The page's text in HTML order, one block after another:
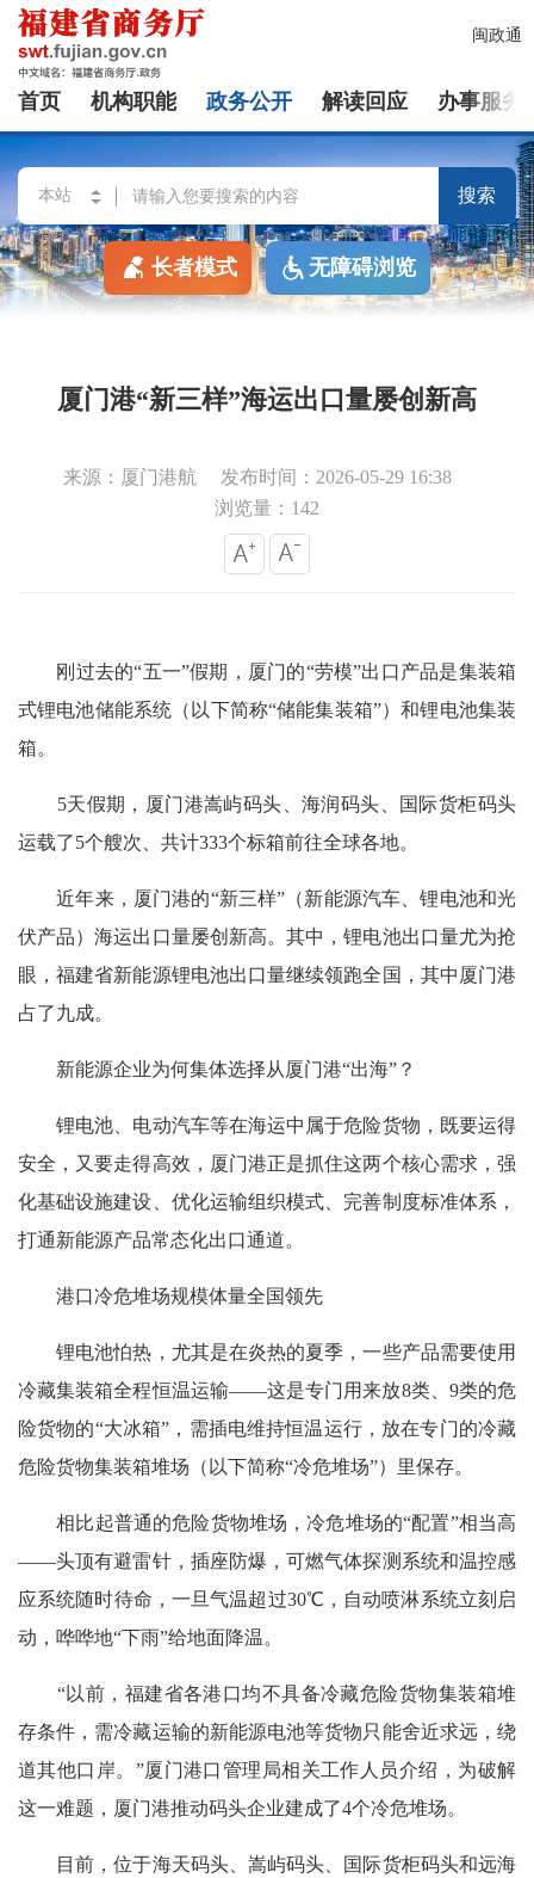
闽政通
首页 机构职能 政务公开 解读回应 办事服务
搜索
长者模式 无障碍浏览
厦门港“新三样”海运出口量屡创新高
来源：厦门港航
发布时间：2026-05-29 16:38
浏览量：142
刚过去的“五一”假期，厦门的“劳模”出口产品是集装箱
式锂电池储能系统（以下简称“储能集装箱”）和锂电池集装
箱。
5天假期，厦门港嵩屿码头、海润码头、国际货柜码头
运载了5个艘次、共计333个标箱前往全球各地。
近年来，厦门港的“新三样”（新能源汽车、锂电池和光
伏产品）海运出口量屡创新高。其中，锂电池出口量尤为抢
眼，福建省新能源锂电池出口量继续领跑全国，其中厦门港
占了九成。
新能源企业为何集体选择从厦门港“出海”？
锂电池、电动汽车等在海运中属于危险货物，既要运得
安全，又要走得高效，厦门港正是抓住这两个核心需求，强
化基础设施建设、优化运输组织模式、完善制度标准体系，
打通新能源产品常态化出口通道。
港口冷危堆场规模体量全国领先
锂电池怕热，尤其是在炎热的夏季，一些产品需要使用
冷藏集装箱全程恒温运输——这是专门用来放8类、9类的危
险货物的“大冰箱”，需插电维持恒温运行，放在专门的冷藏
危险货物集装箱堆场（以下简称“冷危堆场”）里保存。
相比起普通的危险货物堆场，冷危堆场的“配置”相当高
——头顶有避雷针，插座防爆，可燃气体探测系统和温控感
应系统随时待命，一旦气温超过30℃，自动喷淋系统立刻启
动，哗哗地“下雨”给地面降温。
“以前，福建省各港口均不具备冷藏危险货物集装箱堆
存条件，需冷藏运输的新能源电池等货物只能舍近求远，绕
道其他口岸。”厦门港口管理局相关工作人员介绍，为破解
这一难题，厦门港推动码头企业建成了4个冷危堆场。
目前，位于海天码头、嵩屿码头、国际货柜码头和远海